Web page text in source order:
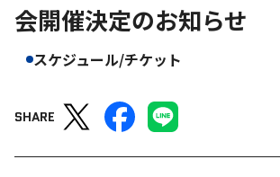
会開催決定のお知らせ
スケジュール/チケット
SHARE